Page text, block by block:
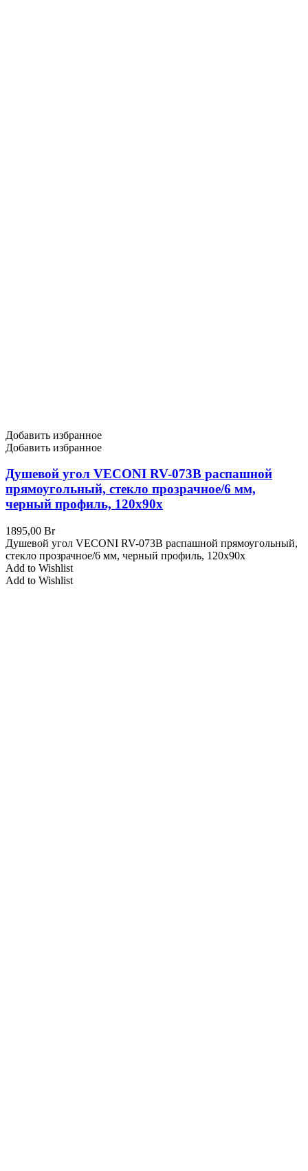
Добавить избранное
Добавить избранное
Душевой угол VECONI RV-073B распашной
прямоугольный, стекло прозрачное/6 мм,
черный профиль, 120x90x
1895,00 Br
Душевой угол VECONI RV-073B распашной прямоугольный,
стекло прозрачное/6 мм, черный профиль, 120x90x
Add to Wishlist
Add to Wishlist